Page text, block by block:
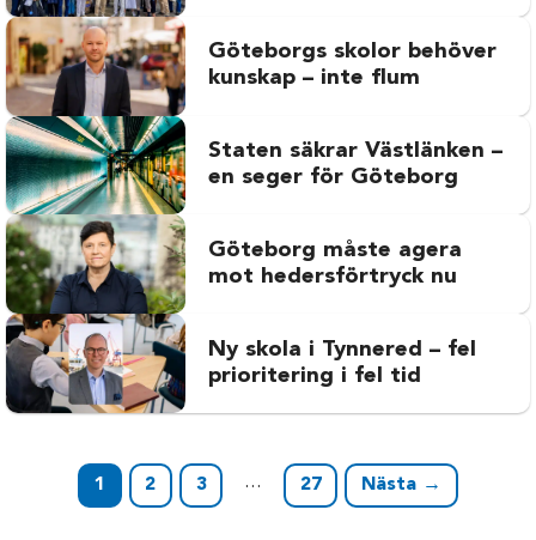
Göteborgs skolor behöver
kunskap – inte flum
Staten säkrar Västlänken –
en seger för Göteborg
Göteborg måste agera
mot hedersförtryck nu
Ny skola i Tynnered – fel
prioritering i fel tid
1 2 3 … 27 Nästa →